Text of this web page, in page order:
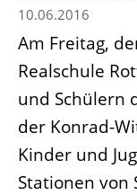
10.06.2016
Am Freitag,
Realschule
und Schülern
der Konrad-
Kinder und
Stationen von